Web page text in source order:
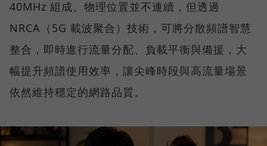
40MHz 組成、物理位置並不連續，但透過
NRCA（5G 載波聚合）技術，可將分散頻譜智慧
整合，即時進行流量分配、負載平衡與備援，大
幅提升頻譜使用效率，讓尖峰時段與高流量場景
依然維持穩定的網路品質。